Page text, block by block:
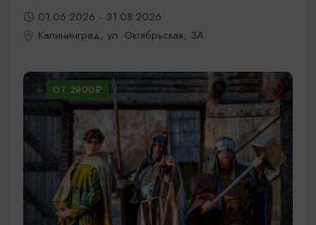
01.06.2026 - 31.08.2026
Калининград, ул. Октябрьская, 3А
ОТ 2900₽